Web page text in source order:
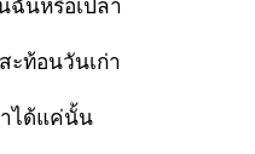
ฉันหรือเปล่า
ะท้อนวันเก่า
ได้แค่นั้น